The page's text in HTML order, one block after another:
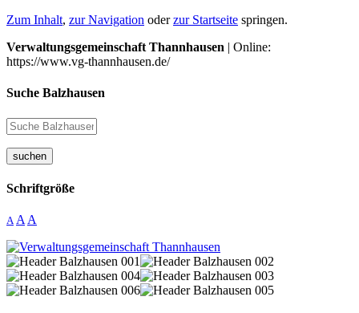
Zum Inhalt, zur Navigation oderzur Startseite springen.
Verwaltungsgemeinschaft Thannhausen | Online:
https://www.vg-thannhausen.de/
Suche Balzhausen
suchen
Schriftgröße
A A A